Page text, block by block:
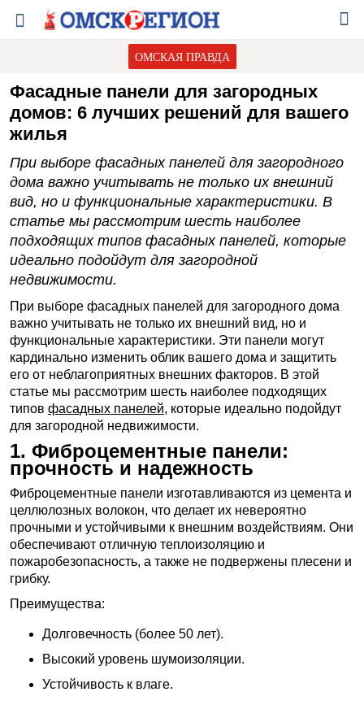
ОМСКАЯ ПРАВДА
Фасадные панели для загородных
домов: 6 лучших решений для вашего
жилья
При выборе фасадных панелей для загородного
дома важно учитывать не только их внешний
вид, но и функциональные характеристики. В
статье мы рассмотрим шесть наиболее
подходящих типов фасадных панелей, которые
идеально подойдут для загородной
недвижимости.
При выборе фасадных панелей для загородного дома
важно учитывать не только их внешний вид, но и
функциональные характеристики. Эти панели могут
кардинально изменить облик вашего дома и защитить
его от неблагоприятных внешних факторов. В этой
статье мы рассмотрим шесть наиболее подходящих
типов фасадных панелей, которые идеально подойдут
для загородной недвижимости.
1. Фиброцементные панели:
прочность и надежность
Фиброцементные панели изготавливаются из цемента и
целлюлозных волокон, что делает их невероятно
прочными и устойчивыми к внешним воздействиям. Они
обеспечивают отличную теплоизоляцию и
пожаробезопасность, а также не подвержены плесени и
грибку.
Преимущества:
Долговечность (более 50 лет).
Высокий уровень шумоизоляции.
Устойчивость к влаге.